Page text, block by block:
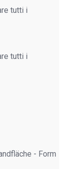
tutti i
tutti i
- Form